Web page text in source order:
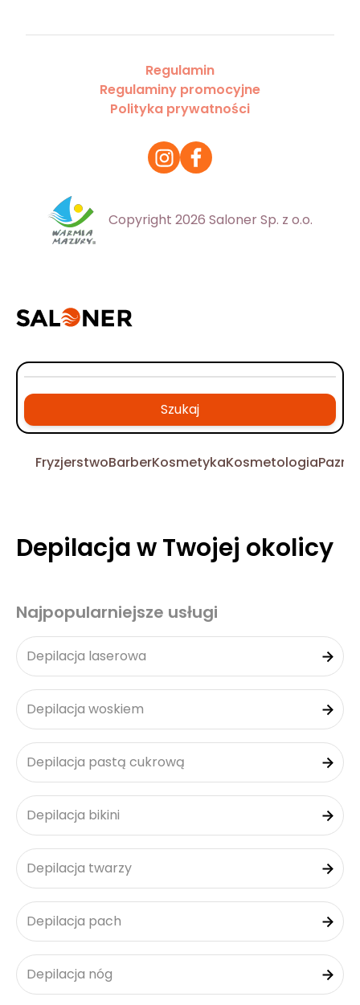
Regulamin
Regulaminy promocyjne
Polityka prywatności
Copyright 2026 Saloner Sp. z o.o.
Szukaj
FryzjerstwoBarberKosmetykaKosmetologia
Depilacja w Twojej okolicy
Najpopularniejsze usługi
Depilacja laserowa
Depilacja woskiem
Depilacja pastą cukrową
Depilacja bikini
Depilacja twarzy
Depilacja pach
Depilacja nóg